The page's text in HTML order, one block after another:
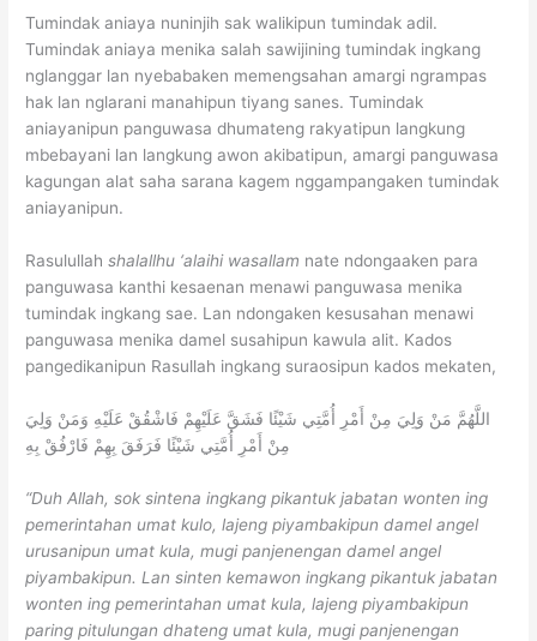
Tumindak aniaya nuninjih sak walikipun tumindak adil.
Tumindak aniaya menika salah sawijining tumindak ingkang
nglanggar lan nyebabaken memengsahan amargi ngrampas
hak lan nglarani manahipun tiyang sanes. Tumindak
aniayanipun panguwasa dhumateng rakyatipun langkung
mbebayani lan langkung awon akibatipun, amargi panguwasa
kagungan alat saha sarana kagem nggampangaken tumindak
aniayanipun.
Rasulullahshalallhu ‘alaihi wasallam nate ndongaaken para
panguwasa kanthi kesaenan menawi panguwasa menika
tumindak ingkang sae. Lan ndongaken kesusahan menawi
panguwasa menika damel susahipun kawula alit. Kados
pangedikanipun Rasullah ingkang suraosipun kados mekaten,
اللَّهُمَّ مَنْ وَلِيَ مِنْ أَمْرِ أُمَّتِي شَيْئًا فَشَقَّ عَلَيْهِمْ فَاشْقُقْ عَلَيْهِ وَمَنْ وَلِيَ
مِنْ أَمْرِ أُمَّتِي شَيْئًا فَرَفَقَ بِهِمْ فَارْفُقْ بِهِ
“Duh Allah, sok sintena ingkang pikantuk jabatan wonten ing
pemerintahan umat kulo, lajeng piyambakipun damel angel
urusanipun umat kula, mugi panjenengan damel angel
piyambakipun. Lan sinten kemawon ingkang pikantuk jabatan
wonten ing pemerintahan umat kula, lajeng piyambakipun
paring pitulungan dhateng umat kula, mugi panjenengan